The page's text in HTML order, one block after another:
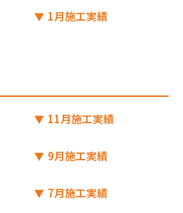
1月施工実績
11月施工実績
9月施工実績
7月施工実績